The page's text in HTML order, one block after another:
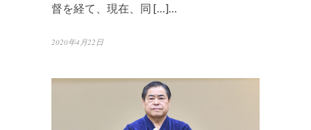
督を経て、現在、同 […]…
2020年4月22日